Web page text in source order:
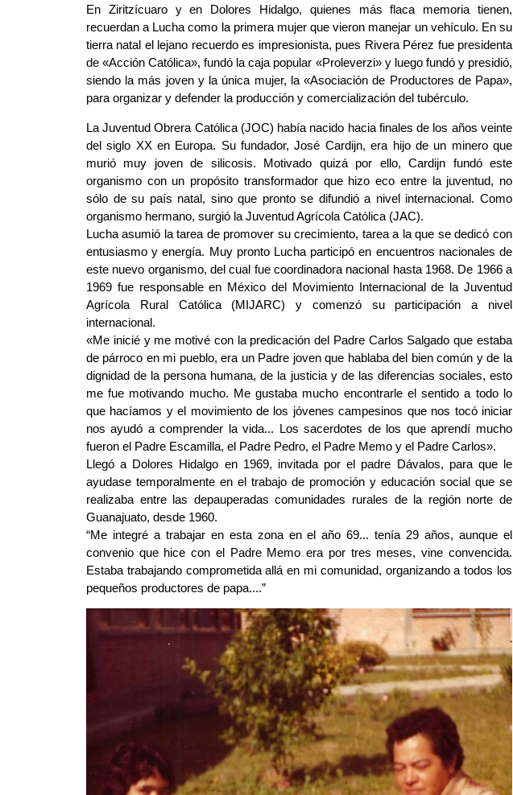
En Ziritzícuaro y en Dolores Hidalgo, quienes más flaca memoria tienen,
recuerdan a Lucha como la primera mujer que vieron manejar un vehículo. En su
tierra natal el lejano recuerdo es impresionista, pues Rivera Pérez fue presidenta
de «Acción Católica», fundó la caja popular «Proleverzi» y luego fundó y presidió,
siendo la más joven y la única mujer, la «Asociación de Productores de Papa»,
para organizar y defender la producción y comercialización del tubérculo.
La Juventud Obrera Católica (JOC) había nacido hacia finales de los años veinte
del siglo XX en Europa. Su fundador, José Cardijn, era hijo de un minero que
murió muy joven de silicosis. Motivado quizá por ello, Cardijn fundó este
organismo con un propósito transformador que hizo eco entre la juventud, no
sólo de su país natal, sino que pronto se difundió a nivel internacional. Como
organismo hermano, surgió la Juventud Agrícola Católica (JAC).
Lucha asumió la tarea de promover su crecimiento, tarea a la que se dedicó con
entusiasmo y energía. Muy pronto Lucha participó en encuentros nacionales de
este nuevo organismo, del cual fue coordinadora nacional hasta 1968. De 1966 a
1969 fue responsable en México del Movimiento Internacional de la Juventud
Agrícola Rural Católica (MIJARC) y comenzó su participación a nivel
internacional.
«Me inicié y me motivé con la predicación del Padre Carlos Salgado que estaba
de párroco en mi pueblo, era un Padre joven que hablaba del bien común y de la
dignidad de la persona humana, de la justicia y de las diferencias sociales, esto
me fue motivando mucho. Me gustaba mucho encontrarle el sentido a todo lo
que hacíamos y el movimiento de los jóvenes campesinos que nos tocó iniciar
nos ayudó a comprender la vida... Los sacerdotes de los que aprendí mucho
fueron el Padre Escamilla, el Padre Pedro, el Padre Memo y el Padre Carlos».
Llegó a Dolores Hidalgo en 1969, invitada por el padre Dávalos, para que le
ayudase temporalmente en el trabajo de promoción y educación social que se
realizaba entre las depauperadas comunidades rurales de la región norte de
Guanajuato, desde 1960.
“Me integré a trabajar en esta zona en el año 69... tenía 29 años, aunque el
convenio que hice con el Padre Memo era por tres meses, vine convencida.
Estaba trabajando comprometida allá en mi comunidad, organizando a todos los
pequeños productores de papa....”